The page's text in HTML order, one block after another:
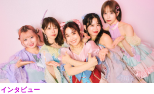
インタビュー